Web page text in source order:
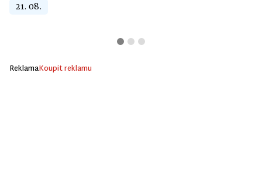
21. 08.
ReklamaKoupit reklamu